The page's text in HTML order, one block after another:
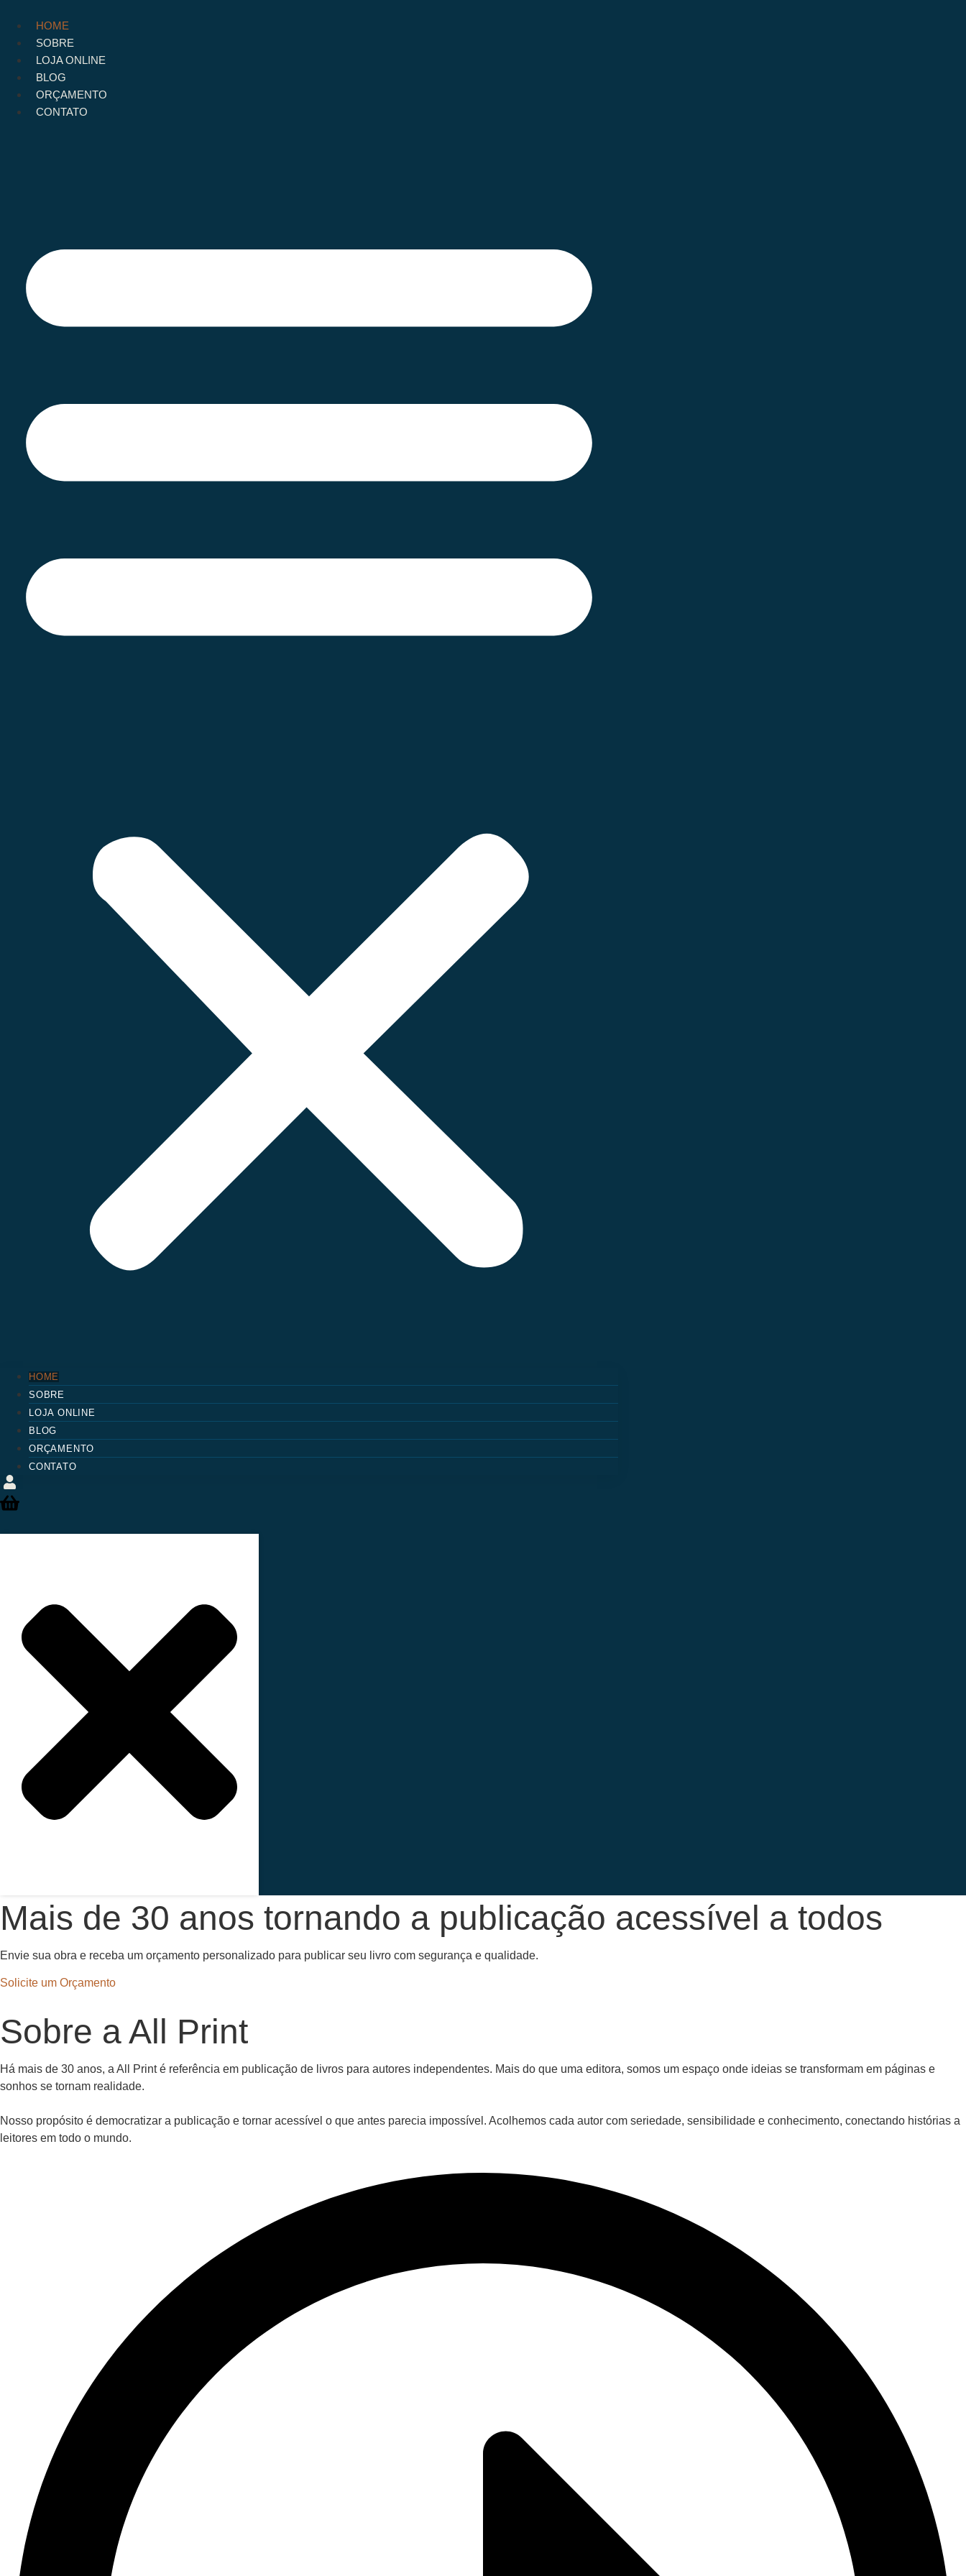
para
conteúdo
HOME
SOBRE
LOJA ONLINE
BLOG
ORÇAMENTO
CONTATO
HOME
SOBRE
LOJA ONLINE
BLOG
ORÇAMENTO
CONTATO
Mais de 30 anos tornando a publicação acessível a todos
Envie sua obra e receba um orçamento personalizado para publicar seu livro com segurança e qualidade.
Solicite um Orçamento
Sobre a All Print
Há mais de 30 anos, a All Print é referência em publicação de livros para autores independentes. Mais do que uma editora, somos um espaço onde ideias se transformam em páginas e
sonhos se tornam realidade.
Nosso propósito é democratizar a publicação e tornar acessível o que antes parecia impossível. Acolhemos cada autor com seriedade, sensibilidade e conhecimento, conectando histórias a
leitores em todo o mundo.